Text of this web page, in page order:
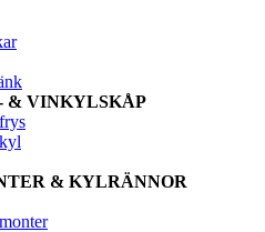
& VINKYLSKÅP
& KYLRÄNNOR